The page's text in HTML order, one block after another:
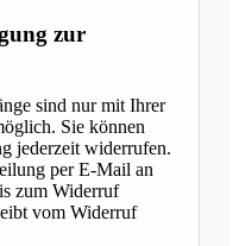
zur
sind nur mit Ihrer
Sie können
jederzeit widerrufen.
per E-Mail an
zum Widerruf
vom Widerruf